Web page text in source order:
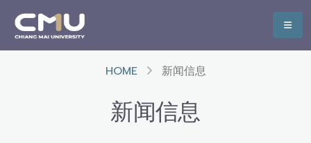
HOME 新闻信息
新闻信息